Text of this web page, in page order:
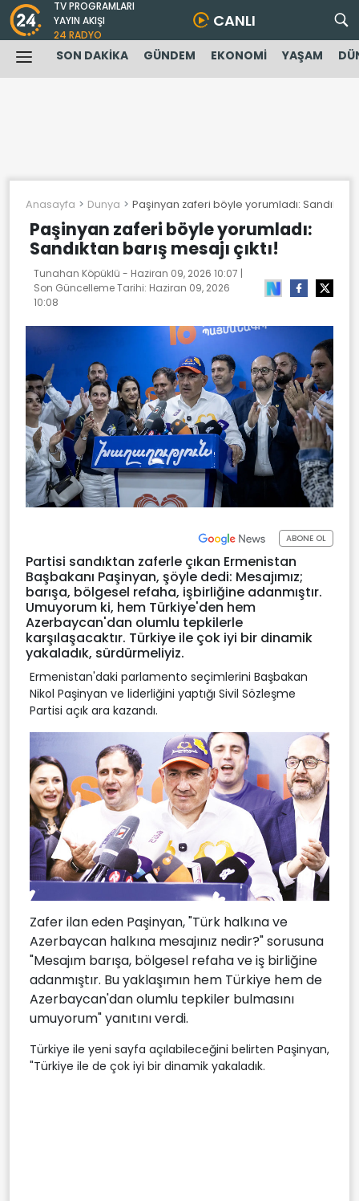
TV PROGRAMLARI
YAYIN AKIŞI
24 RADYO
CANLI
SON DAKİKA GÜNDEM EKONOMİ YAŞAM
Anasayfa Dunya Paşinyan zaferi böyle yorumladı: Sandıktan
Paşinyan zaferi böyle yorumladı:
Sandıktan barış mesajı çıktı!
Tunahan Köpüklü - Haziran 09, 2026 10:07 |
Son Güncelleme Tarihi: Haziran 09, 2026
10:08
ABONE OL
Partisi sandıktan zaferle çıkan Ermenistan
Başbakanı Paşinyan, şöyle dedi: Mesajımız;
barışa, bölgesel refaha, işbirliğine adanmıştır.
Umuyorum ki, hem Türkiye'den hem
Azerbaycan'dan olumlu tepkilerle
karşılaşacaktır. Türkiye ile çok iyi bir dinamik
yakaladık, sürdürmeliyiz.
Ermenistan'daki parlamento seçimlerini Başbakan
Nikol Paşinyan ve liderliğini yaptığı Sivil Sözleşme
Partisi açık ara kazandı.
Zafer ilan eden Paşinyan, "Türk halkına ve
Azerbaycan halkına mesajınız nedir?" sorusuna
"Mesajım barışa, bölgesel refaha ve iş birliğine
adanmıştır. Bu yaklaşımın hem Türkiye hem de
Azerbaycan'dan olumlu tepkiler bulmasını
umuyorum" yanıtını verdi.
Türkiye ile yeni sayfa açılabileceğini belirten Paşinyan,
"Türkiye ile de çok iyi bir dinamik yakaladık.